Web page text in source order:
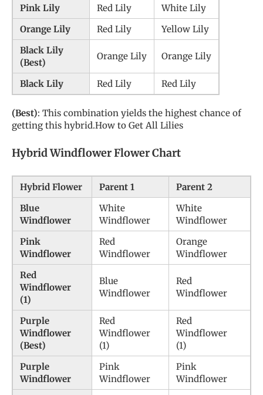
Pink Lily
Red Lily
White Lily
Orange Lily
Red Lily
Yellow Lily
Black Lily
(Best)
Orange Lily Orange Lily
Black Lily Red Lily Red Lily
(Best): This combination yields the highest chance of
getting this hybrid.How to Get All Lilies
Hybrid Windflower Flower Chart
Hybrid Flower Parent 1
Parent 2
Blue
Windflower
White
Windflower
White
Windflower
Pink
Windflower
Red
Windflower
Orange
Windflower
Red
Windflower
(1)
Blue
Windflower
Red
Windflower
Purple
Windflower
(Best)
Red
Windflower
(1)
Red
Windflower
(1)
Purple
Windflower
Pink
Windflower
Pink
Windflower